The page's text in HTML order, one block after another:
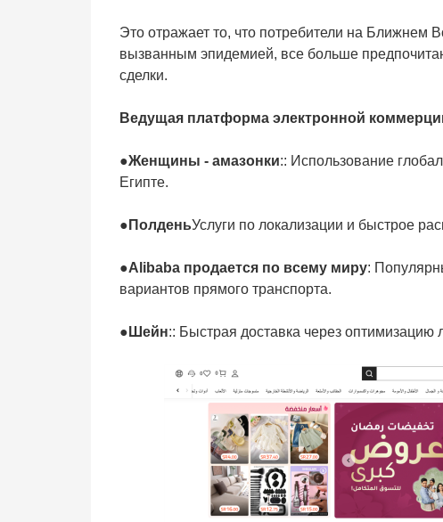
Это отражает то, что потребители на Ближнем
вызванным эпидемией, все больше
сделки.
Ведущая платформа электронной
●Женщины - амазонки:: Использование
Египте.
● ПолденьУслуги по локализации и быстрое
●Alibaba продается по всему миру:
вариантов прямого транспорта.
● Шейн:: Быстрая доставка через